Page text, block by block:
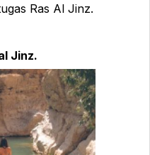
Ras Al Jinz.
Jinz.